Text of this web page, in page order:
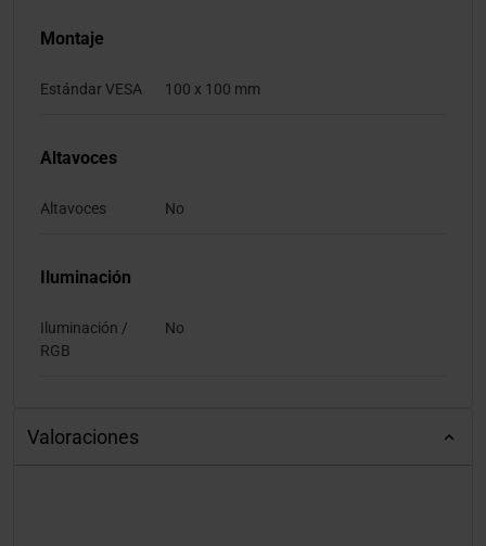
Montaje
Estándar VESA 100 x 100 mm
Altavoces
Altavoces No
Iluminación
Iluminación /
RGB
No
Valoraciones